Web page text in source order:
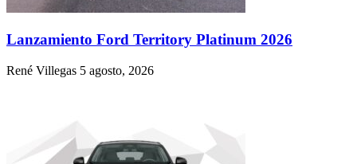
Lanzamiento Ford Territory Platinum 2026
René Villegas 5 agosto, 2026